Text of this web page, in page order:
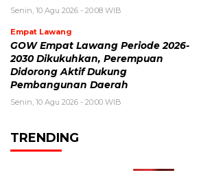
Senin, 10 Agu 2026 - 20:08 WIB
Empat Lawang
GOW Empat Lawang Periode 2026-
2030 Dikukuhkan, Perempuan
Didorong Aktif Dukung
Pembangunan Daerah
Senin, 10 Agu 2026 - 20:00 WIB
TRENDING